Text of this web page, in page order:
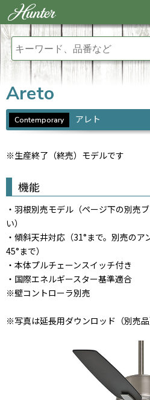
Areto
Contemporary アレト
※生産終了（終売）モデルです
機能
・羽根別売モデル（ページ下の別売
い）
・傾斜天井対応（31°まで。別売の
45°まで）
・本体プルチェーンスイッチ付き
・国際エネルギースター基準適合
※壁コントローラ別売
※写真は延長用ダウンロッド（別売